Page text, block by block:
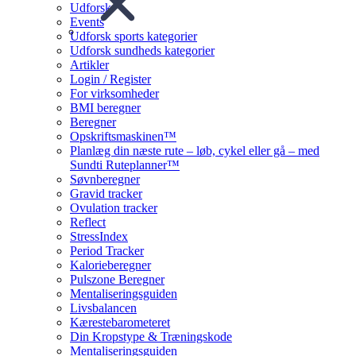
Udforsk
Events
Udforsk sports kategorier
Udforsk sundheds kategorier
Artikler
Login / Register
For virksomheder
BMI beregner
Beregner
Opskriftsmaskinen™
Planlæg din næste rute – løb, cykel eller gå – med
Sundti Ruteplanner™
Søvnberegner
Gravid tracker
Ovulation tracker
Reflect
StressIndex
Period Tracker
Kalorieberegner
Pulszone Beregner
Mentaliseringsguiden
Livsbalancen
Kærestebarometeret
Din Kropstype & Træningskode
Mentaliseringsguiden